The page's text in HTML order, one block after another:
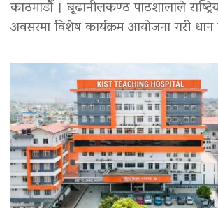
काठमाडौँ । बूढानीलकण्ठ पाठशालाले
अवसरमा विशेष कार्यक्रम आयोजना गरी